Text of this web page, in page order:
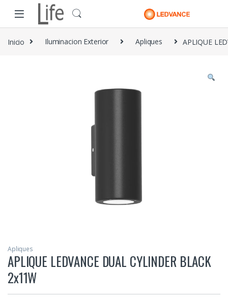
Skip to navigation
Skip to content
Inicio Iluminacion Exterior Apliques APLIQUE
Apliques
APLIQUE LEDVANCE DUAL CYLINDER BLACK
2x11W